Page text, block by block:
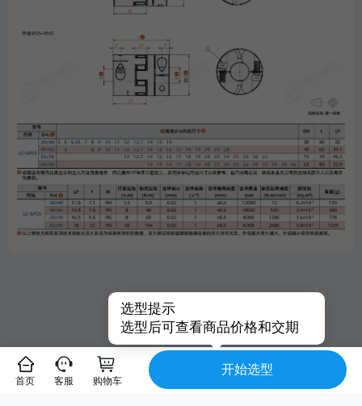
首页 客服 购物车
选型提示
选型后可查看商品价格和交期
开始选型